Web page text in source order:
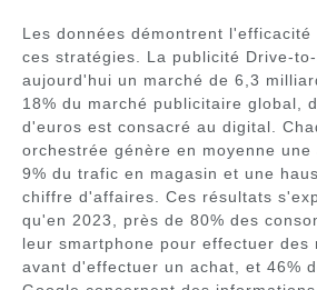
Les données démontrent l'efficacité
ces stratégies. La publicité Drive-
aujourd'hui un marché de 6,3
18% du marché publicitaire global,
d'euros est consacré au digital.
orchestrée génère en moyenne une
9% du trafic en magasin et une
chiffre d'affaires. Ces résultats
qu'en 2023, près de 80% des
leur smartphone pour effectuer des
avant d'effectuer un achat, et 46%